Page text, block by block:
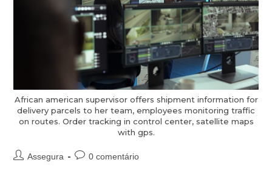
African american supervisor offers shipment information for
delivery parcels to her team, employees monitoring traffic
on routes. Order tracking in control center, satellite maps
with gps.
Assegura 0 comentário